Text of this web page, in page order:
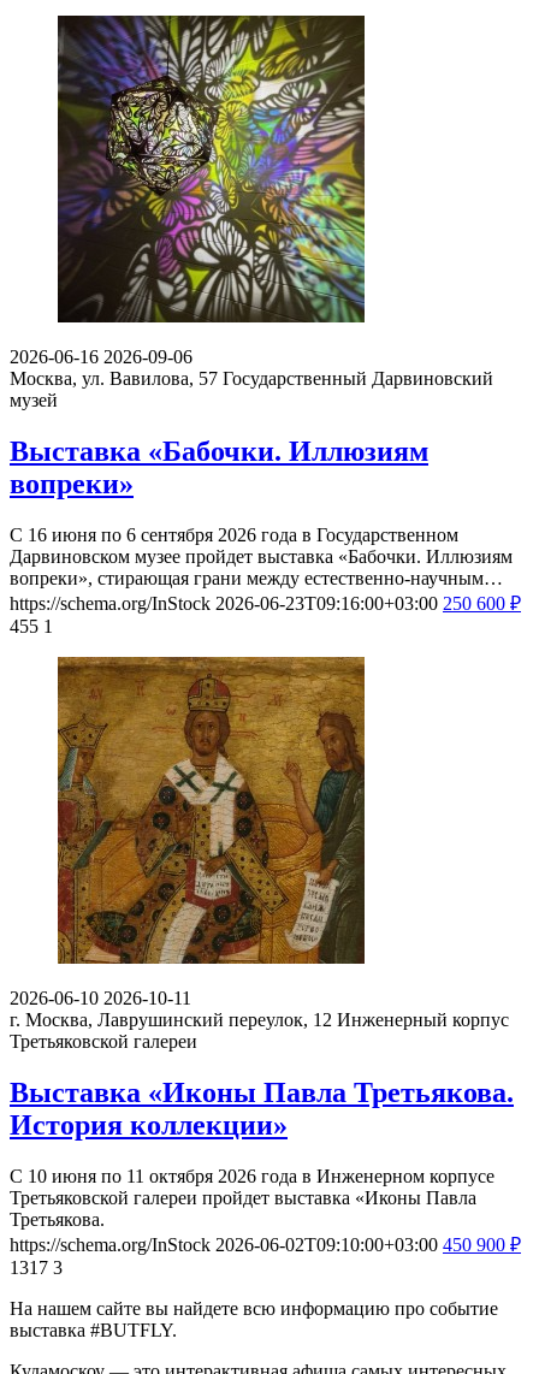
2026-06-16 2026-09-06
Москва, ул. Вавилова, 57 Государственный Дарвиновский
музей
Выставка «Бабочки. Иллюзиям
вопреки»
С 16 июня по 6 сентября 2026 года в Государственном
Дарвиновском музее пройдет выставка «Бабочки. Иллюзиям
вопреки», стирающая грани между естественно-научным…
https://schema.org/InStock 2026-06-23T09:16:00+03:00 250 600 ₽
455 1
2026-06-10 2026-10-11
г. Москва, Лаврушинский переулок, 12 Инженерный корпус
Третьяковской галереи
Выставка «Иконы Павла Третьякова.
История коллекции»
С 10 июня по 11 октября 2026 года в Инженерном корпусе
Третьяковской галереи пройдет выставка «Иконы Павла
Третьякова.
https://schema.org/InStock 2026-06-02T09:10:00+03:00 450 900 ₽
1317 3
На нашем сайте вы найдете всю информацию про событие
выставка #BUTFLY.